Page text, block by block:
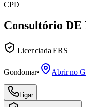
CPD
Consultório DE
Licenciada ERS
Gondomar• Abrir no
Ligar